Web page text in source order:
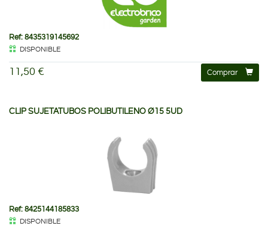
Ref: 8435319145692
DISPONIBLE
11,50 € Comprar
CLIP SUJETATUBOS POLIBUTILENO Ø15 5UD
Ref: 8425144185833
DISPONIBLE